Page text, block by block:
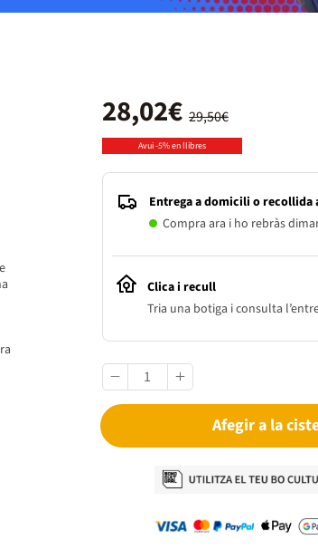
29,50€
28,02€
Avui -5% en llibres
Entrega a domicili o recollida
Compra ara i ho rebràs
Clica i recull
Tria una botiga i consulta
Afegir a la